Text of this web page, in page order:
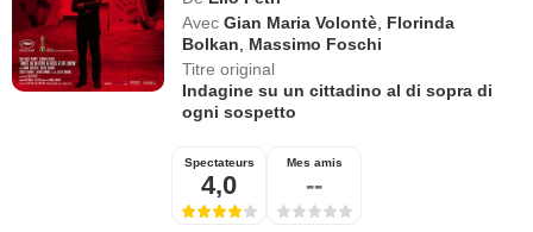
Avec Gian Maria Volontè, Florinda
Bolkan, Massimo Foschi
Titre original
Indagine su un cittadino al di sopra di
ogni sospetto
Spectateurs
4,0
Mes amis
--